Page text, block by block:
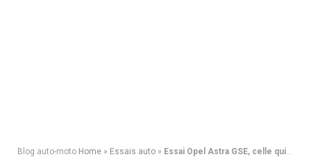
Blog auto-moto Home » Essais auto » Essai Opel Astra GSE, celle qui veut réinventer la sportivité. Pari tenu?